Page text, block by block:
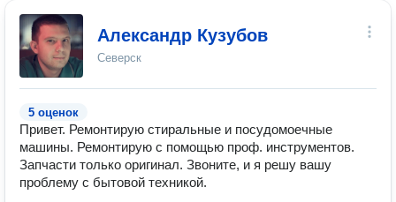
Александр Кузубов
Северск
5 оценок
Привет. Ремонтирую стиральные и посудомоечные
машины. Ремонтирую с помощью проф. инструментов.
Запчасти только оригинал. Звоните, и я решу вашу
проблему с бытовой техникой.